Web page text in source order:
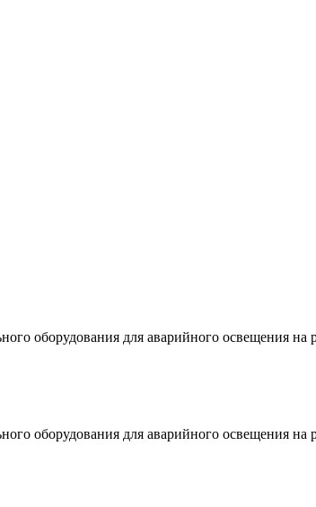
оборудования для аварийного освещения
оборудования для аварийного освещения